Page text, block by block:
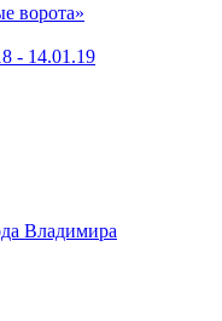
ворота»
- 14.01.19
Владимира